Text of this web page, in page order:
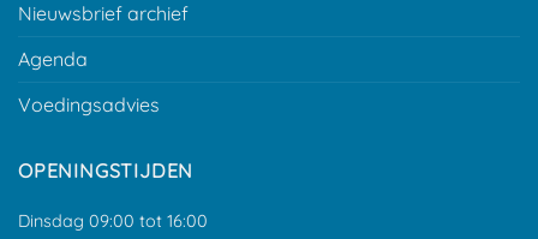
Nieuwsbrief archief
Agenda
Voedingsadvies
OPENINGSTIJDEN
Dinsdag 09:00 tot 16:00